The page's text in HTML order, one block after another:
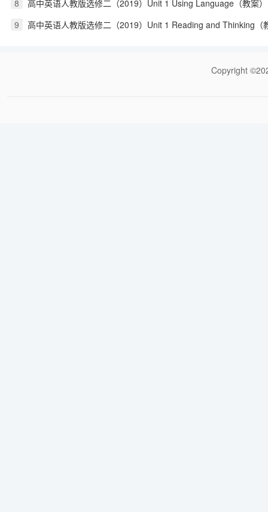
8
高中英语人教版选修二（2019）Unit 1 Using Language（教案）
9
高中英语人教版选修二（2019）Unit 1 Reading and Thinking（
Copyright